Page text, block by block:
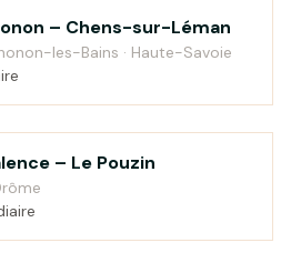
– Chens-sur-Léman
les-Bains · Haute-Savoie
– Le Pouzin